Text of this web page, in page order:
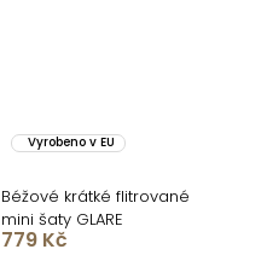
Vyrobeno v EU
Béžové krátké flitrované
mini šaty GLARE
779 Kč